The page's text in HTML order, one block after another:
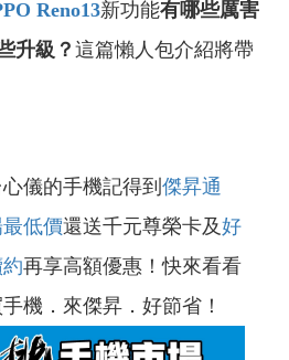
Reno13新功能有哪些厲害
升級？ 這篇懶人包介紹將帶
的手機記得到 傑昇通
低價還送千元尊榮卡及好
再享高額優惠！快來看看
手機．來傑昇．好節省！